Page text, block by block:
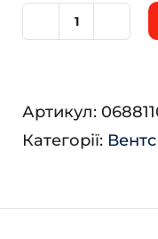
Артикул:
Категорії: